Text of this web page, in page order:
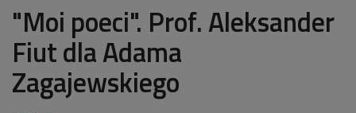
"Moi poeci". Prof. Aleksander
Fiut dla Adama
Zagajewskiego